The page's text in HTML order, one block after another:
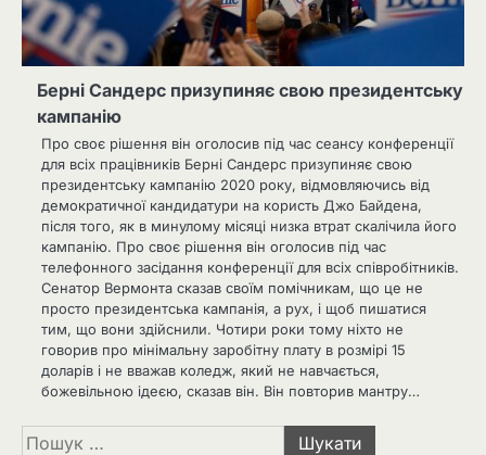
Берні Сандерс призупиняє свою президентську
кампанію
Про своє рішення він оголосив під час сеансу конференції
для всіх працівників Берні Сандерс призупиняє свою
президентську кампанію 2020 року, відмовляючись від
демократичної кандидатури на користь Джо Байдена,
після того, як в минулому місяці низка втрат скалічила його
кампанію. Про своє рішення він оголосив під час
телефонного засідання конференції для всіх співробітників.
Сенатор Вермонта сказав своїм помічникам, що це не
просто президентська кампанія, а рух, і щоб пишатися
тим, що вони здійснили. Чотири роки тому ніхто не
говорив про мінімальну заробітну плату в розмірі 15
доларів і не вважав коледж, який не навчається,
божевільною ідеєю, сказав він. Він повторив мантру…
Пошук: